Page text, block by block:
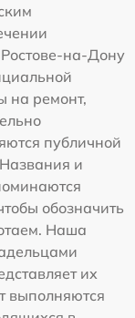
на-Дону
на ремонт,
публичной
и
обозначить
Наша
их
выполняются